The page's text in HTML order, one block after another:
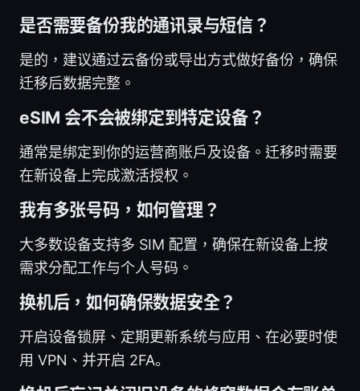
是否需要备份我的通讯录与短信？
是的，建议通过云备份或导出方式做好备份，确保
迁移后数据完整。
eSIM 会不会被绑定到特定设备？
通常是绑定到你的运营商账户及设备。迁移时需要
在新设备上完成激活授权。
我有多张号码，如何管理？
大多数设备支持多 SIM 配置，确保在新设备上按
需求分配工作与个人号码。
换机后，如何确保数据安全？
开启设备锁屏、定期更新系统与应用、在必要时使
用 VPN、并开启 2FA。